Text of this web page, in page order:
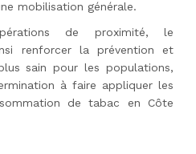
mobilisation générale.
de proximité, le
renforcer la prévention et
sain pour les populations,
à faire appliquer les
de tabac en Côte